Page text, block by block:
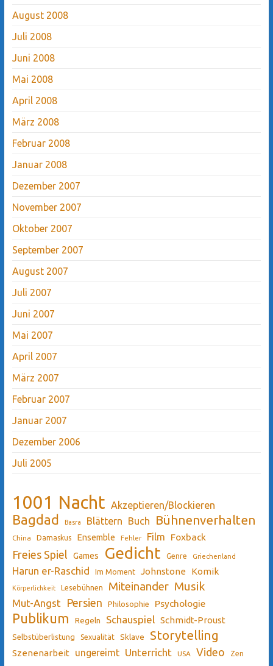
August 2008
Juli 2008
Juni 2008
Mai 2008
April 2008
März 2008
Februar 2008
Januar 2008
Dezember 2007
November 2007
Oktober 2007
September 2007
August 2007
Juli 2007
Juni 2007
Mai 2007
April 2007
März 2007
Februar 2007
Januar 2007
Dezember 2006
Juli 2005
1001 Nacht Akzeptieren/Blockieren
Bagdad Basra Blättern Buch Bühnenverhalten
China Damaskus Ensemble Fehler Film Foxback
Freies Spiel Games Gedicht Genre Griechenland
Harun er-Raschid Im Moment Johnstone Komik
Körperlichkeit Lesebühnen Miteinander Musik
Mut-Angst Persien Philosophie Psychologie
Publikum Regeln Schauspiel Schmidt-Proust
Selbstüberlistung Sexualität Sklave Storytelling
Szenenarbeit ungereimt Unterricht USA Video Zen